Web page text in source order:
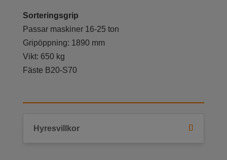
Sorteringsgrip
Passar maskiner 16-25 ton
Gripöppning: 1890 mm
Vikt: 650 kg
Fäste B20-S70
Hyresvillkor